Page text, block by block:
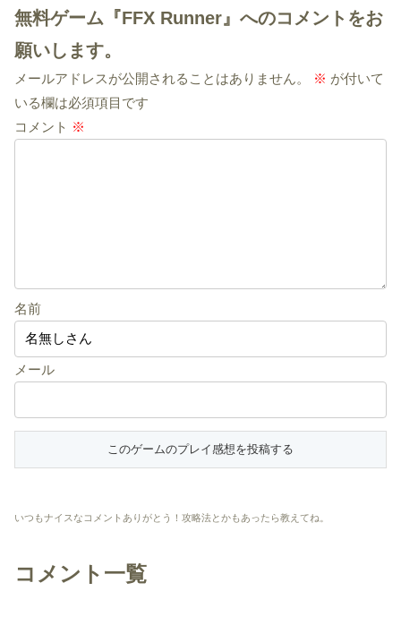
無料ゲーム『FFX Runner』へのコメントをお
願いします。
メールアドレスが公開されることはありません。 ※ が付いて
いる欄は必須項目です
コメント ※
名前
メール
いつもナイスなコメントありがとう！攻略法とかもあったら教えてね。
コメント一覧